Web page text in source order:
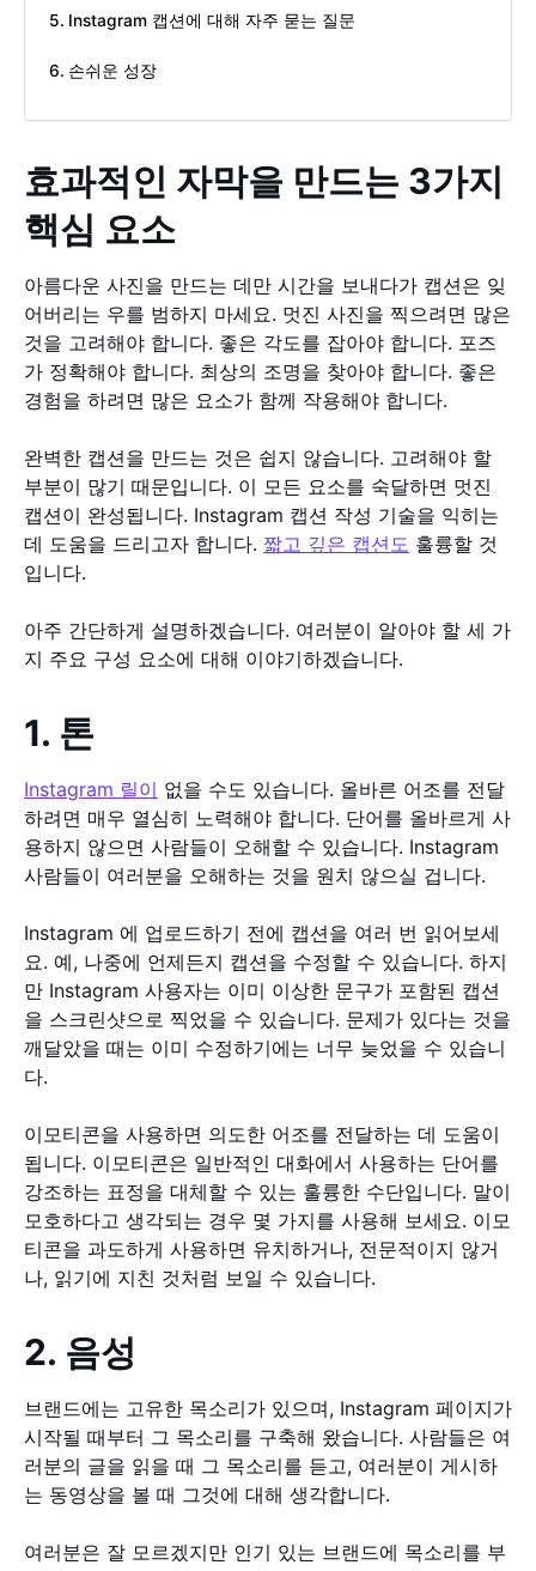
Instagram 캡션에 대해 자주 묻는 질문
손쉬운 성장
효과적인 자막을 만드는 3가지
핵심 요소
아름다운 사진을 만드는 데만 시간을 보내다가 캡션은 잊
어버리는 우를 범하지 마세요. 멋진 사진을 찍으려면 많은
것을 고려해야 합니다. 좋은 각도를 잡아야 합니다. 포즈
가 정확해야 합니다. 최상의 조명을 찾아야 합니다. 좋은
경험을 하려면 많은 요소가 함께 작용해야 합니다.
완벽한 캡션을 만드는 것은 쉽지 않습니다. 고려해야 할
부분이 많기 때문입니다. 이 모든 요소를 숙달하면 멋진
캡션이 완성됩니다. Instagram 캡션 작성 기술을 익히는
데 도움을 드리고자 합니다. 짧고 깊은 캡션도 훌륭할 것
입니다.
아주 간단하게 설명하겠습니다. 여러분이 알아야 할 세 가
지 주요 구성 요소에 대해 이야기하겠습니다.
1. 톤
Instagram 릴이 없을 수도 있습니다. 올바른 어조를 전달
하려면 매우 열심히 노력해야 합니다. 단어를 올바르게 사
용하지 않으면 사람들이 오해할 수 있습니다. Instagram
사람들이 여러분을 오해하는 것을 원치 않으실 겁니다.
Instagram 에 업로드하기 전에 캡션을 여러 번 읽어보세
요. 예, 나중에 언제든지 캡션을 수정할 수 있습니다. 하지
만 Instagram 사용자는 이미 이상한 문구가 포함된 캡션
을 스크린샷으로 찍었을 수 있습니다. 문제가 있다는 것을
깨달았을 때는 이미 수정하기에는 너무 늦었을 수 있습니
다.
이모티콘을 사용하면 의도한 어조를 전달하는 데 도움이
됩니다. 이모티콘은 일반적인 대화에서 사용하는 단어를
강조하는 표정을 대체할 수 있는 훌륭한 수단입니다. 말이
모호하다고 생각되는 경우 몇 가지를 사용해 보세요. 이모
티콘을 과도하게 사용하면 유치하거나, 전문적이지 않거
나, 읽기에 지친 것처럼 보일 수 있습니다.
2. 음성
브랜드에는 고유한 목소리가 있으며, Instagram 페이지가
시작될 때부터 그 목소리를 구축해 왔습니다. 사람들은 여
러분의 글을 읽을 때 그 목소리를 듣고, 여러분이 게시하
는 동영상을 볼 때 그것에 대해 생각합니다.
여러분은 잘 모르겠지만 인기 있는 브랜드에 목소리를 부